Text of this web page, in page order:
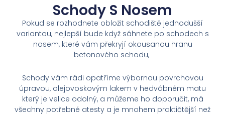
Schody S Nosem
Pokud se rozhodnete obložit schodiště jednodušší
variantou, nejlepší bude když sáhnete po schodech s
nosem, které vám překryjí okousanou hranu
betonového schodu,
Schody vám rádi opatříme výbornou povrchovou
úpravou, olejovoskovým lakem v hedvábném matu
který je velice odolný, a můžeme ho doporučit, má
všechny potřebné atesty a je mnohem praktičtější než